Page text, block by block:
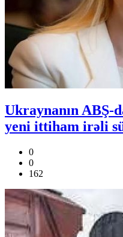
Ukraynanın ABŞ-
yeni ittiham irəli
0
0
162